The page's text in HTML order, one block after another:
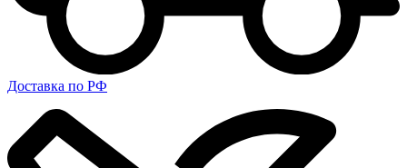
Доставка по РФ